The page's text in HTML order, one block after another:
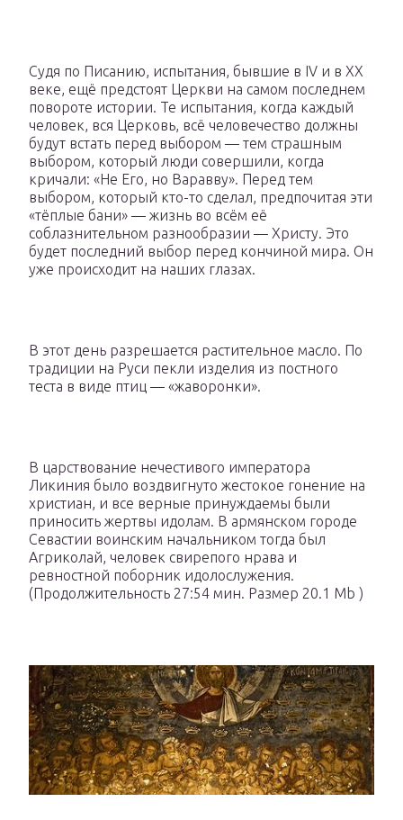
Судя по Писанию, испытания, бывшие в IV и в XX
веке, ещё предстоят Церкви на самом последнем
повороте истории. Те испытания, когда каждый
человек, вся Церковь, всё человечество должны
будут встать перед выбором — тем страшным
выбором, который люди совершили, когда
кричали: «Не Его, но Варавву». Перед тем
выбором, который кто-то сделал, предпочитая эти
«тёплые бани» — жизнь во всём её
соблазнительном разнообразии — Христу. Это
будет последний выбор перед кончиной мира. Он
уже происходит на наших глазах.
В этот день разрешается растительное масло. По
традиции на Руси пекли изделия из постного
теста в виде птиц — «жаворонки».
В царствование нечестивого императора
Ликиния было воздвигнуто жестокое гонение на
христиан, и все верные принуждаемы были
приносить жертвы идолам. В армянском городе
Севастии воинским начальником тогда был
Агриколай, человек свирепого нрава и
ревностной поборник идолослужения.
(Продолжительность 27:54 мин. Размер 20.1 Mb )